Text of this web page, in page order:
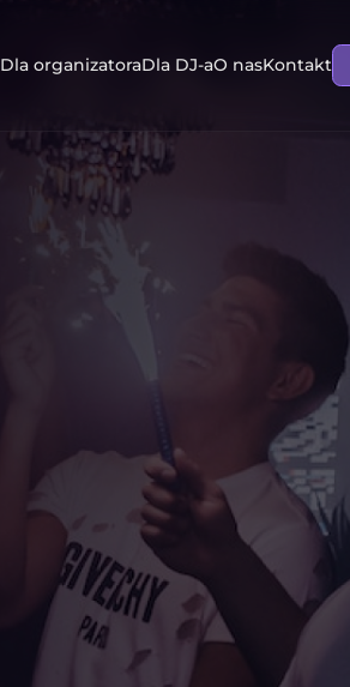
Dla organizatoraDla DJ-aO nasKontakt